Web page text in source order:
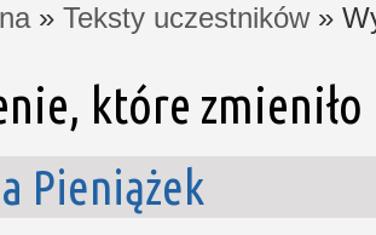
» Teksty uczestników»
które
Pieniążek